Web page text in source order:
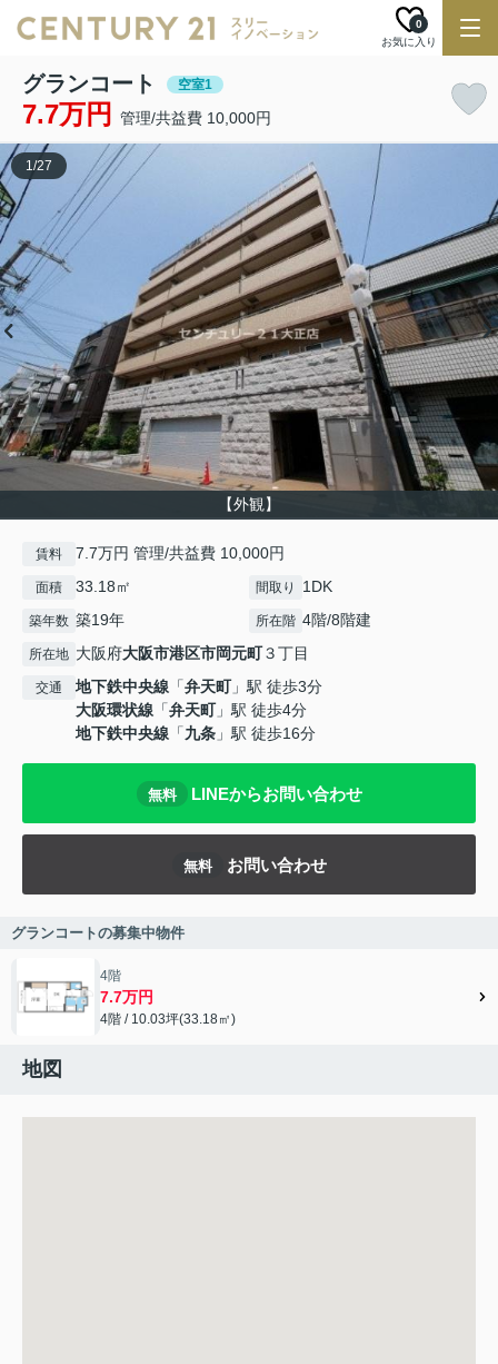
お気に入り
0
グランコート 空室1
7.7万円 管理/共益費 10,000円
【外観】
1/27
賃料 7.7万円 管理/共益費 10,000円
面積 33.18㎡ 間取り 1DK
築年数 築19年 所在階 4階/8階建
所在地 大阪府大阪市港区市岡元町３丁目
交通 地下鉄中央線 「弁天町」駅 徒歩3分
大阪環状線 「弁天町」駅 徒歩4分
地下鉄中央線 「九条 」駅 徒歩16分
無料 LINEからお問い合わせ
無料 お問い合わせ
グランコートの募集中物件
4階
7.7万円
4階 / 10.03坪(33.18㎡)
地図